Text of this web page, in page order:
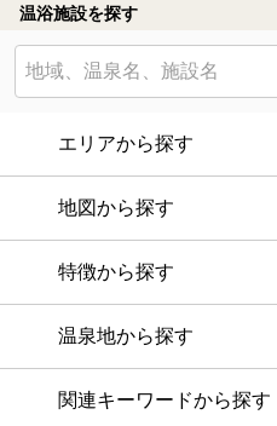
温浴施設を探す
エリアから探す
地図から探す
特徴から探す
温泉地から探す
関連キーワードから探す